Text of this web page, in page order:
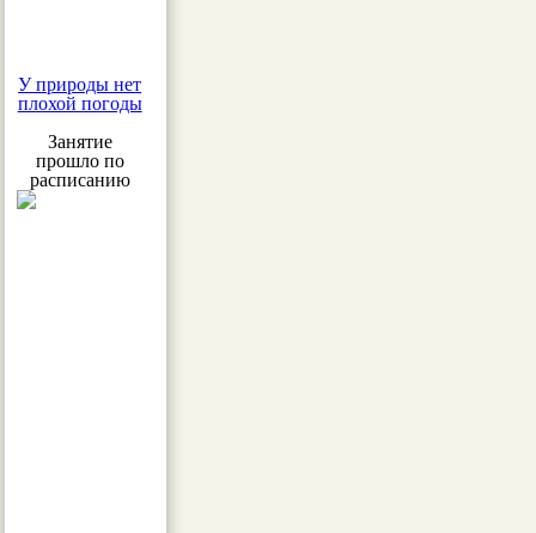
У природы нет
плохой погоды
Занятие
прошло по
расписанию